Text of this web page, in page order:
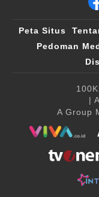
Peta Situs
Pedoman
|
A Group